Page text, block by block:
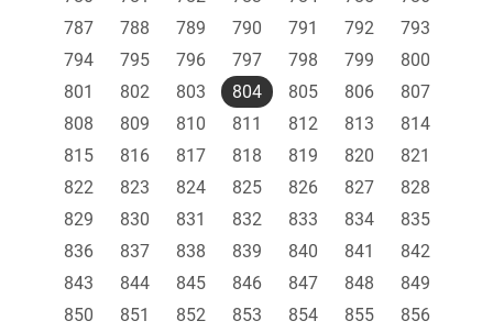
787
788 789 790 791 792
793
794
795 796 797 798 799
800
801
802 803 804 805 806
807
808
809 810 811 812 813
814
815
816 817 818 819 820
821
822
823 824 825 826 827
828
829
830 831 832 833 834
835
836
837 838 839 840 841
842
843
844 845 846 847 848
849
850
851 852 853 854 855
856